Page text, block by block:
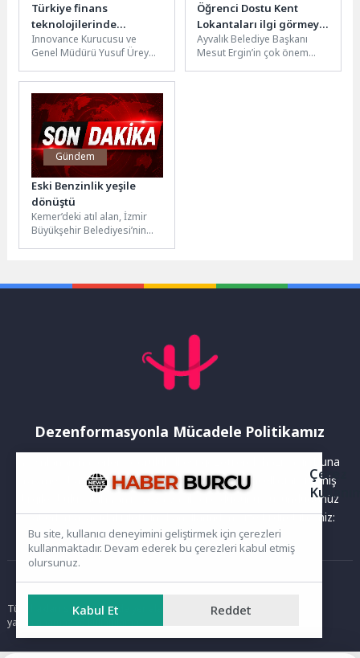
Türkiye finans
teknolojilerinde
Avrupa’yı geride bıraktı
Innovance Kurucusu ve
Genel Müdürü Yusuf Ürey
belirterek, "Bankacılık
teknolojilerinde güçlü bir...
Öğrenci Dostu Kent
Lokantaları ilgi görmeye
devam ediyor
Ayvalık Belediye Başkanı
Mesut Ergin’in çok önem
Gündem
Eski Benzinlik yeşile
dönüştü
Kemer’deki atıl alan, İzmir
Büyükşehir Belediyesi’nin
Dezenformasyonla Mücadele Politikamız
Yayınlanan haberler doğruluk ilkesi gözetilerek hazırlanır. Buna
rağmen bazı içeriklerde eksik, hatalı veya güncelliğini yitirmiş
bilgiler bulunabilir.Yanlış veya yanıltıcı olduğunu düşündüğünüz
haberleri aşağıdaki iletişim kanallarından bize bildirebilirsiniz:
Ana Sayfa
Tüm hakları saklıdır. Sitede yer alan içerikler izinsiz kopyalanamaz,
yayımlanamaz ve kullanılamaz.
Çerez
Bu site, kullanıcı deneyimini geliştirmek için çerezleri
kullanmaktadır. Devam ederek bu çerezleri kabul etmiş
olursunuz.
Kabul Et Reddet